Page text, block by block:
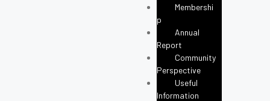
Membershi
P
Annual
Report
Community
Perspective
Useful
Information